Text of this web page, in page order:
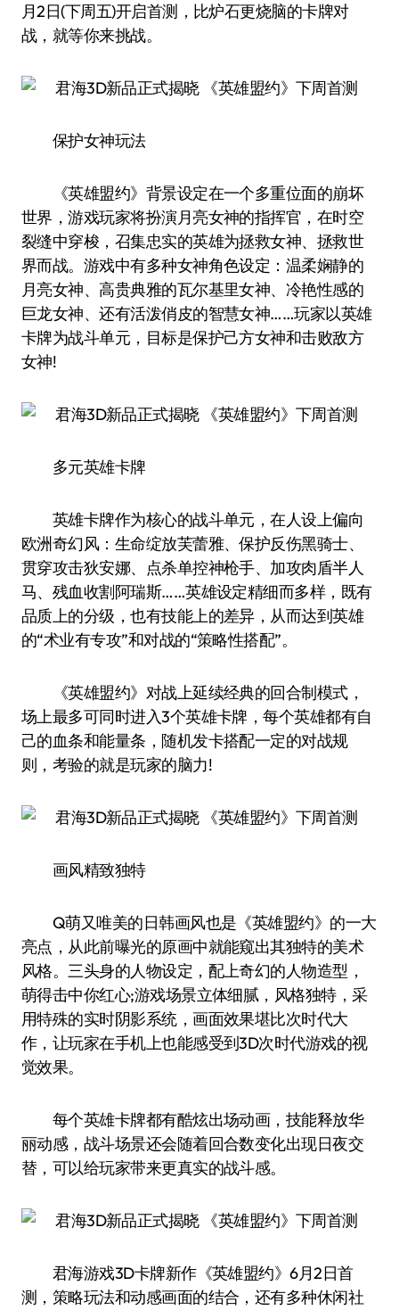
月2日(下周五)开启首测，比炉石更烧脑的卡牌对
战，就等你来挑战。
保护女神玩法
《英雄盟约》背景设定在一个多重位面的崩坏
世界，游戏玩家将扮演月亮女神的指挥官，在时空
裂缝中穿梭，召集忠实的英雄为拯救女神、拯救世
界而战。游戏中有多种女神角色设定：温柔娴静的
月亮女神、高贵典雅的瓦尔基里女神、冷艳性感的
巨龙女神、还有活泼俏皮的智慧女神……玩家以英雄
卡牌为战斗单元，目标是保护己方女神和击败敌方
女神!
多元英雄卡牌
英雄卡牌作为核心的战斗单元，在人设上偏向
欧洲奇幻风：生命绽放芙蕾雅、保护反伤黑骑士、
贯穿攻击狄安娜、点杀单控神枪手、加攻肉盾半人
马、残血收割阿瑞斯……英雄设定精细而多样，既有
品质上的分级，也有技能上的差异，从而达到英雄
的“术业有专攻”和对战的“策略性搭配”。
《英雄盟约》对战上延续经典的回合制模式，
场上最多可同时进入3个英雄卡牌，每个英雄都有自
己的血条和能量条，随机发卡搭配一定的对战规
则，考验的就是玩家的脑力!
画风精致独特
Q萌又唯美的日韩画风也是《英雄盟约》的一大
亮点，从此前曝光的原画中就能窥出其独特的美术
风格。三头身的人物设定，配上奇幻的人物造型，
萌得击中你红心;游戏场景立体细腻，风格独特，采
用特殊的实时阴影系统，画面效果堪比次时代大
作，让玩家在手机上也能感受到3D次时代游戏的视
觉效果。
每个英雄卡牌都有酷炫出场动画，技能释放华
丽动感，战斗场景还会随着回合数变化出现日夜交
替，可以给玩家带来更真实的战斗感。
君海游戏3D卡牌新作《英雄盟约》6月2日首
测，策略玩法和动感画面的结合，还有多种休闲社